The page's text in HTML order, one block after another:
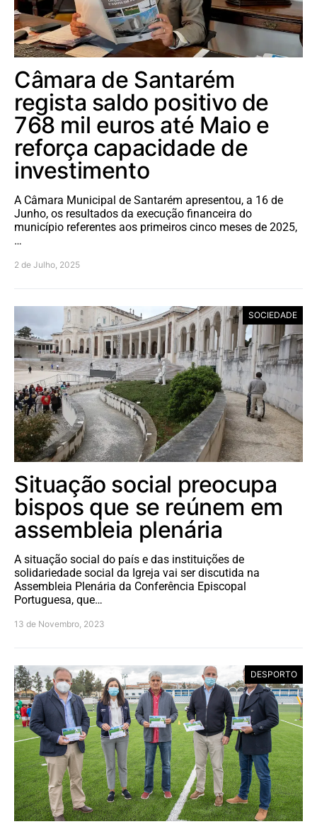
Câmara de Santarém
regista saldo positivo de
768 mil euros até Maio e
reforça capacidade de
investimento
A Câmara Municipal de Santarém apresentou, a 16 de
Junho, os resultados da execução financeira do
município referentes aos primeiros cinco meses de 2025,
…
2 de Julho, 2025
SOCIEDADE
Situação social preocupa
bispos que se reúnem em
assembleia plenária
A situação social do país e das instituições de
solidariedade social da Igreja vai ser discutida na
Assembleia Plenária da Conferência Episcopal
Portuguesa, que…
13 de Novembro, 2023
DESPORTO